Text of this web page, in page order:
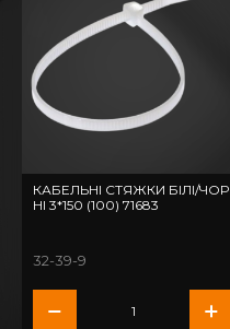
КАБЕЛЬНІ СТЯЖКИ БІЛІ/ЧОР
НІ 3*150 (100) 71683
32-39-9